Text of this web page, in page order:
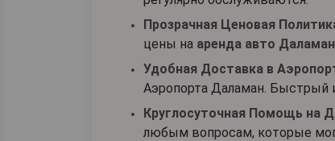
Прозрачная Ценовая
цены на аренда авто Даламан
Удобная Доставка в
Аэропорта Даламан. Быстрый
Круглосуточная Помощь на
любым вопросам, которые